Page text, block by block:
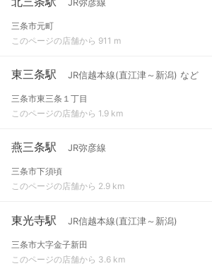
JR弥彦線
三条市元町
このページの店舗から 911 m
東三条駅 JR信越本線(直江津～新潟) など
三条市東三条１丁目
このページの店舗から 1.9 km
燕三条駅 JR弥彦線
三条市下須頃
このページの店舗から 2.9 km
東光寺駅 JR信越本線(直江津～新潟)
三条市大字金子新田
このページの店舗から 3.6 km